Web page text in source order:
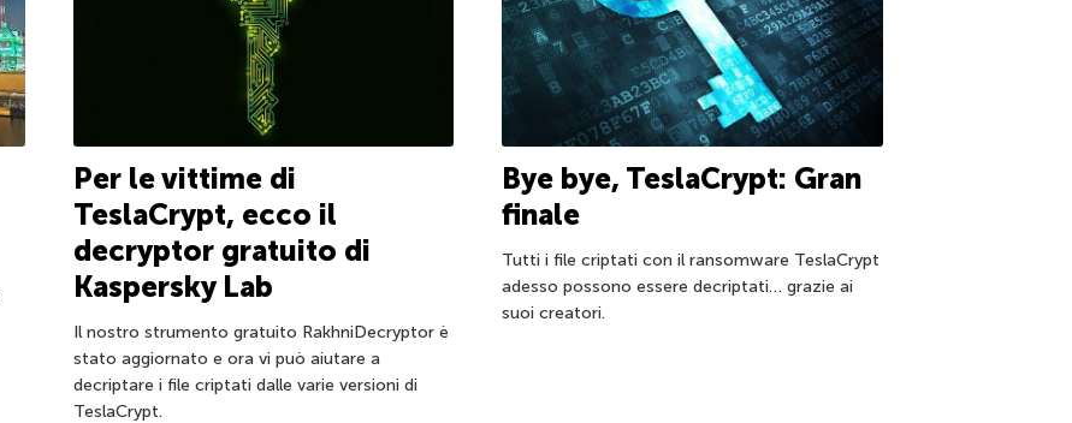
Per le vittime di
TeslaCrypt, ecco il
decryptor gratuito di
Kaspersky Lab
Il nostro strumento gratuito RakhniDecryptor è
stato aggiornato e ora vi può aiutare a
decriptare i file criptati dalle varie versioni di
TeslaCrypt.
Bye bye, TeslaCrypt: Gran
finale
Tutti i file criptati con il ransomware TeslaCrypt
adesso possono essere decriptati… grazie ai
suoi creatori.